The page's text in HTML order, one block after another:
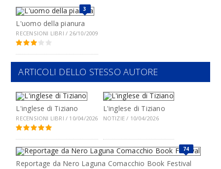
3
L'uomo della pianura
RECENSIONI LIBRI / 26/10/2009
ARTICOLI DELLO STESSO AUTORE
L'inglese di Tiziano
RECENSIONI LIBRI / 10/04/2026
L'inglese di Tiziano
NOTIZIE / 10/04/2026
74
Reportage da Nero Laguna Comacchio Book Festival